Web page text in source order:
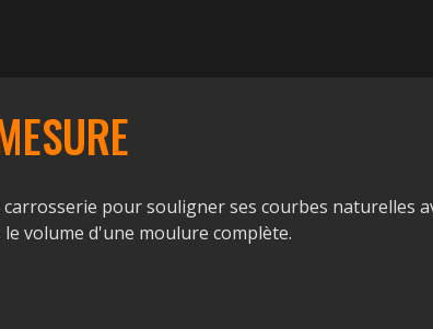
pour souligner ses courbes naturelles
volume d'une moulure complète.